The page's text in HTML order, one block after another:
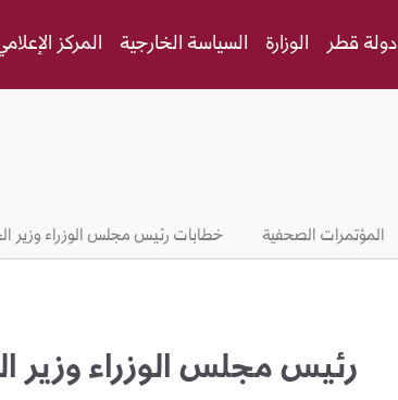
دولة قطر الوزارة السياسة الخارجية المركز
المؤتمرات الصحفية خطابات رئيس مجلس الوزراء وزير
رئيس مجلس الوزراء وزير